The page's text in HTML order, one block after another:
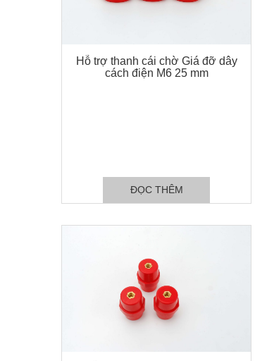
Hỗ trợ thanh cái chờ Giá đỡ dây
cách điện M6 25 mm
ĐỌC THÊM